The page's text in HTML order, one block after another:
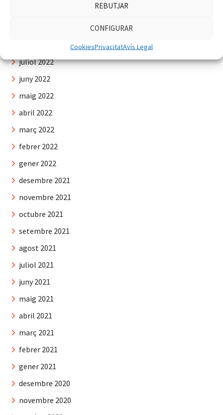
REBUTJAR
CONFIGURAR
CookiesPrivacitatAvís Legal
juliol 2022
juny 2022
maig 2022
abril 2022
març 2022
febrer 2022
gener 2022
desembre 2021
novembre 2021
octubre 2021
setembre 2021
agost 2021
juliol 2021
juny 2021
maig 2021
abril 2021
març 2021
febrer 2021
gener 2021
desembre 2020
novembre 2020